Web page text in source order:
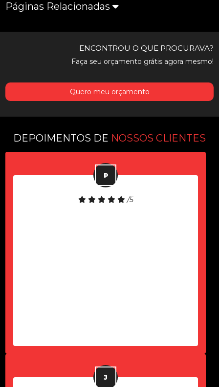
Páginas Relacionadas
ENCONTROU O QUE PROCURAVA?
Faça seu orçamento grátis agora mesmo!
Quero meu orçamento
DEPOIMENTOS DE NOSSOS CLIENTES
/5